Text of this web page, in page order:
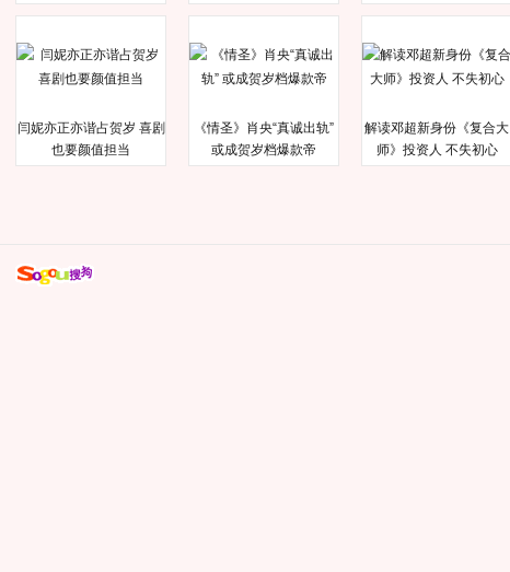
闫妮亦正亦谐占贺岁 喜剧
也要颜值担当
《情圣》肖央“真诚出轨”
或成贺岁档爆款帝
解读邓超新身份《复合大
师》投资人 不失初心